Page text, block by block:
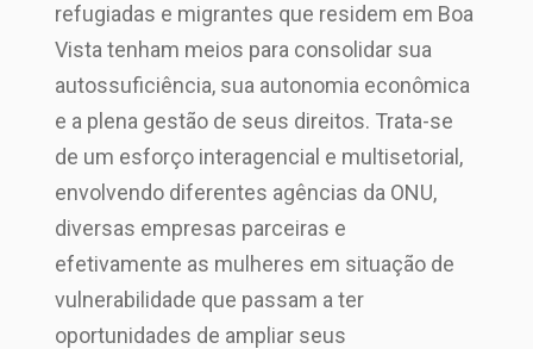
refugiadas e migrantes que residem em Boa
Vista tenham meios para consolidar sua
autossuficiência, sua autonomia econômica
e a plena gestão de seus direitos. Trata-se
de um esforço interagencial e multisetorial,
envolvendo diferentes agências da ONU,
diversas empresas parceiras e
efetivamente as mulheres em situação de
vulnerabilidade que passam a ter
oportunidades de ampliar seus